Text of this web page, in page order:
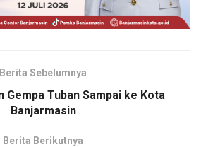
Berita Sebelumnya
Gempa Tuban Sampai ke Kota
Banjarmasin
Berita Berikutnya